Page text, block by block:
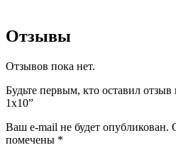
Отзывы
Отзывов пока нет.
Будьте первым, кто оставил
1х10”
Ваш e-mail не будет опубликован.
помечены *